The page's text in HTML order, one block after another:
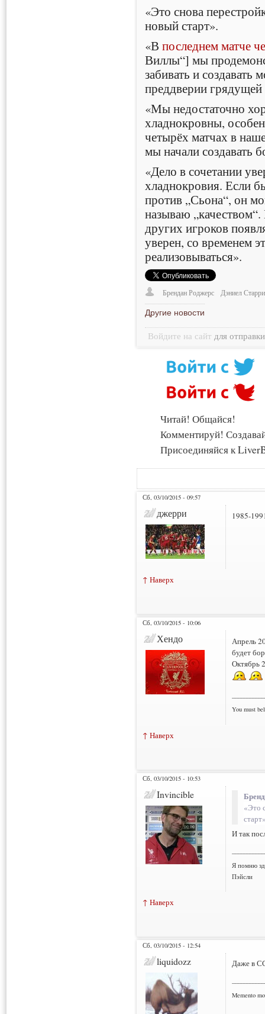
«Это снова
новый старт».
«Впоследнем матче
Виллы“] мы
забивать и
преддверии
«Мы недостаточно
хладнокровны,
четырёх матчах в
мы начали создавать
«Дело в сочетании
хладнокровия. Если
против „Сьона“, он
называю
других игроков
уверен, со временем
реализовываться».
Брендан Роджерс Дэниел
Другие новости
Войдите на сайт для
Читай! Общайся!
Комментируй!
Присоединяйся к
Сб, 03/10/2015 - 09:57
джерри 1985-
↑ Наверх
Сб, 03/10/2015 - 10:06
Хендо
Апрель
будет
Октябрь
You must
↑ Наверх
Сб, 03/10/2015 - 10:53
Invincible
«Это
И так
Я помню
Пэйсли
↑ Наверх
Сб, 03/10/2015 - 12:54
liquidozz Даже в
Memento